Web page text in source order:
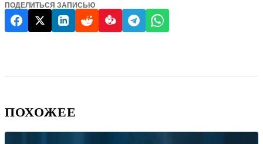
ПОДЕЛИТЬСЯ ЗАПИСЬЮ
ПОХОЖЕЕ